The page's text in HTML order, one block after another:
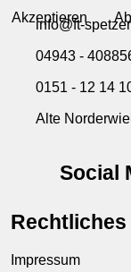
info@ft-
04943 -
0151 - 12 14
Alte
Social
Rechtliches
Impressum
Akzeptieren